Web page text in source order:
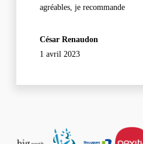
agréables, je recommande
César Renaudon
1 avril 2023